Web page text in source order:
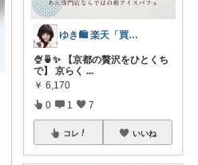
ゆき🛍️ 楽天「買ってよかった」を厳選
🍨🍵✨ 【京都の贅沢をひとくち
で】 京らく ...
￥ 6,170
0 1 7
コレ いいね